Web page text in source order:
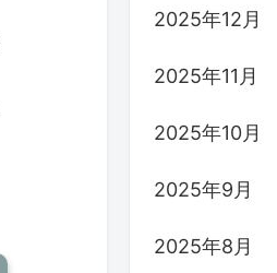
2025年12月
2025年11月
2025年10月
2025年9月
2025年8月